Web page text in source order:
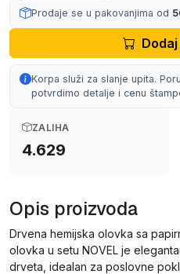
Prodaje se u pakovanjima od
Korpa služi za slanje upita.
potvrdimo detalje i cenu
ZALIHA
4.629
Opis proizvoda
Drvena hemijska olovka sa
olovka u setu NOVEL je
drveta, idealan za poslovne